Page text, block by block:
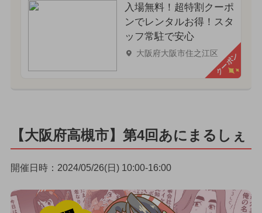
入場無料！超特割クーポ
ンでレンタルお得！スタ
ッフ常駐で安心
大阪府大阪市住之江区クーポン
【大阪府高槻市】第4回あにまるしぇ
開催日時：2024/05/26(日) 10:00-16:00